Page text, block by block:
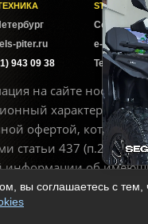
piter.ru
943 09 38
STELS-
Софийская
e-mail:
Тел.:8
на сайте носит
характер и не
офертой, которая
статьи 437 (п.2) ГК
информации об
контактами,
вы соглашаетесь с тем,